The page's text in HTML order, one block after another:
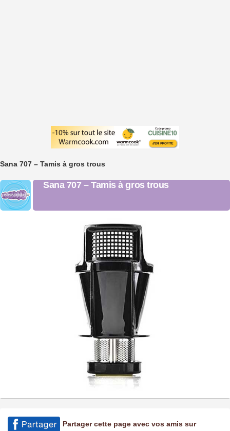
Sana 707 – Tamis à gros trous
Sana 707 – Tamis à gros trous
Partager cette page avec vos amis sur